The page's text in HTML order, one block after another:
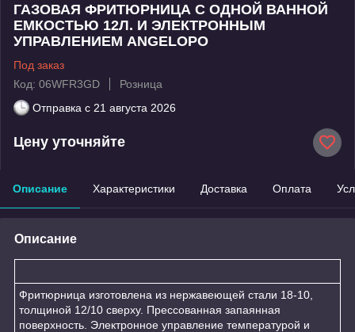
ГАЗОВАЯ ФРИТЮРНИЦА С ОДНОЙ ВАННОЙ
ЕМКОСТЬЮ 12Л. И ЭЛЕКТРОННЫМ
УПРАВЛЕНИЕМ ANGELOPO
Под заказ
Код: 06WFR3GD
Розница
Отправка с 21 августа 2026
Цену уточняйте
Описание Характеристики Доставка Оплата
Описание
Фритюрница изготовлена из нержавеющей стали 18-10,
толщиной 12/10 сверху. Прессованная запаянная
поверхность. Электронное управление температурой и